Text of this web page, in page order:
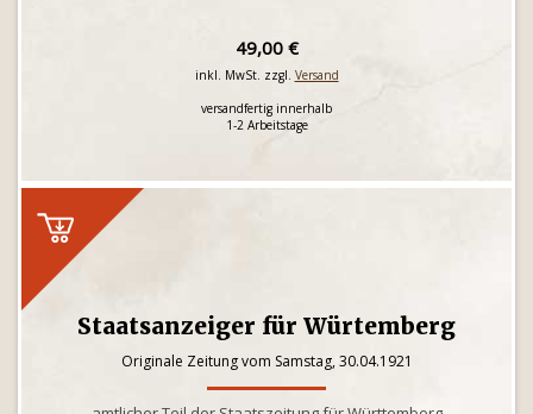
49,00 €
inkl. MwSt. zzgl. Versand
versandfertig innerhalb
1-2 Arbeitstage
Staatsanzeiger für Würtemberg
Originale Zeitung vom Samstag, 30.04.1921